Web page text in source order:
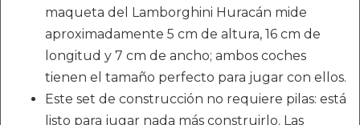
maqueta del Lamborghini Huracán mide
aproximadamente 5 cm de altura, 16 cm de
longitud y 7 cm de ancho; ambos coches
tienen el tamaño perfecto para jugar con ellos.
Este set de construcción no requiere pilas: está
listo para jugar nada más construirlo. Las